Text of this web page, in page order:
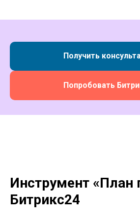
Получить
Попробовать
Инструмент «План
Битрикс24